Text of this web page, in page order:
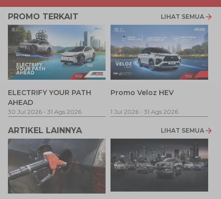
PROMO TERKAIT LIHAT SEMUA
ELECTRIFY YOUR PATH
AHEAD
30 Jul 2026 - 31 Ags 2026
Promo Veloz HEV
1 Jul 2026 - 31 Ags 2026
ARTIKEL LAINNYA LIHAT SEMUA